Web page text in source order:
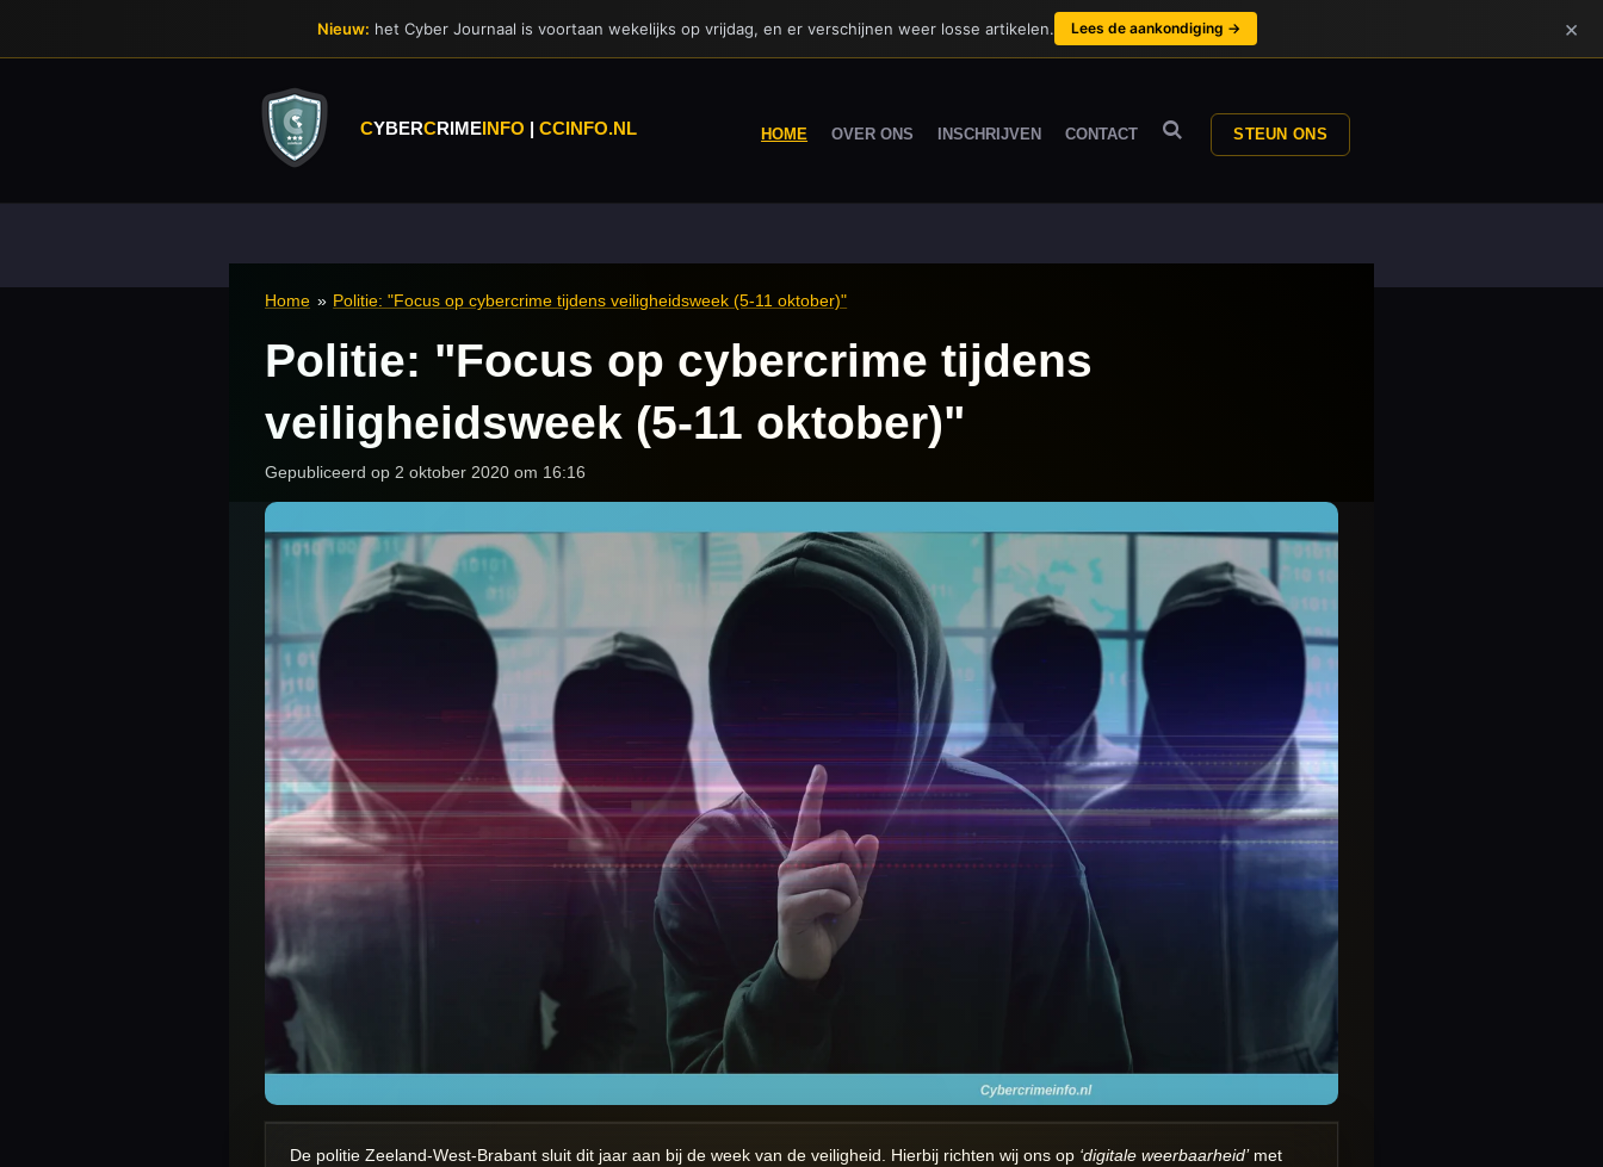
CYBERCRIMEINFO | CCINFO.NL HOME OVER ONS INSCHRIJVEN CONTACT STEUN ONS
Home » Politie: "Focus op cybercrime tijdens veiligheidsweek (5-11 oktober)"
Politie: "Focus op cybercrime tijdens
veiligheidsweek (5-11 oktober)"
Gepubliceerd op 2 oktober 2020 om 16:16
De politie Zeeland-West-Brabant sluit dit jaar aan bij de week van de veiligheid. Hierbij richten wij ons op ‘digitale weerbaarheid’met
Nieuw: het Cyber Journaal is voortaan wekelijks op vrijdag, en er verschijnen weer losse artikelen. Lees de aankondiging → ×